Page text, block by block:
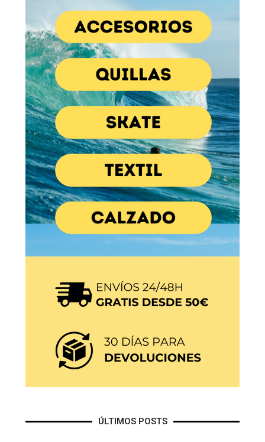
ÚLTIMOS POSTS